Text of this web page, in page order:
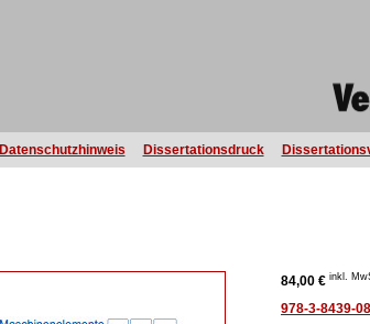
Datenschutzhinweis Dissertationsdruck
84,00 € inkl.
978-3-8439-